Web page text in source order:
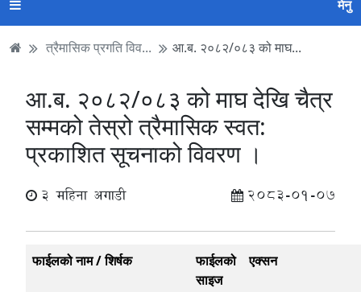
मेनु
त्रैमासिक प्रगति विव... आ.ब. २०८२/०८३ को माघ...
आ.ब. २०८२/०८३ को माघ देखि चैत्र
सम्मको तेस्रो त्रैमासिक स्वत:
प्रकाशित सूचनाको विवरण ।
3 महिना अगाडी 2083-01-07
फाईलको नाम / शिर्षक
फाईलको
साइज
एक्सन